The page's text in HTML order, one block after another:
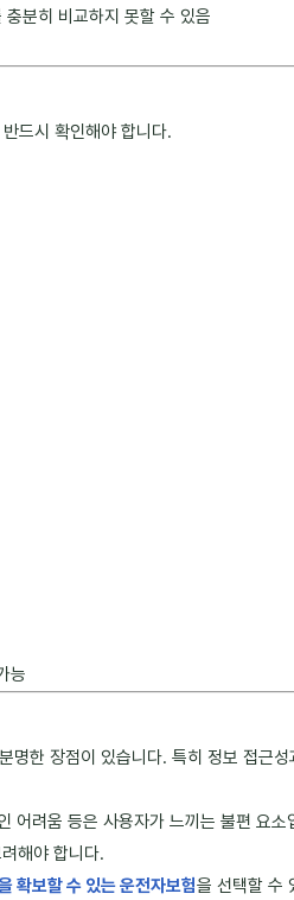
충분히 비교하지 못할 수 있음
드시 확인해야 합니다.
능
한 장점이 있습니다. 특히 정보 접근
어려움 등은 사용자가 느끼는 불편 요
해야 합니다.
확보할 수 있는 운전자보험을 선택할 수